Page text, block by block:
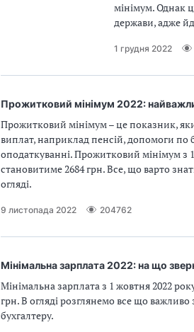
мінімум. Однак
держави, адже
1 грудня 2022
Прожитковий мінімум 2022:
Прожитковий мінімум – це показник,
виплат, наприклад пенсій, допомоги по
оподаткуванні. Прожитковий мінімум з
становитиме 2684 грн. Все, що варто
огляді.
9 листопада 2022 204762
Мінімальна зарплата 2022: на що
Мінімальна зарплата з 1 жовтня 2022
грн. В огляді розглянемо все що
бухгалтеру.